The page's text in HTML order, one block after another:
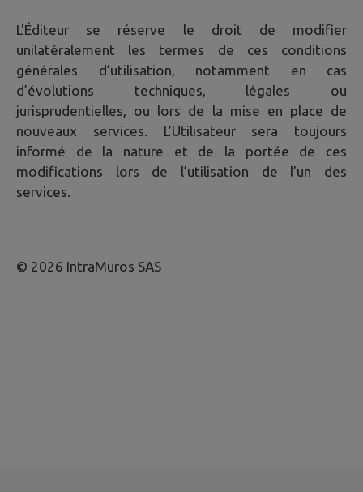
L'Éditeur se réserve le droit de modifier
unilatéralement les termes de ces conditions
générales d’utilisation, notamment en cas
d’évolutions techniques, légales ou
jurisprudentielles, ou lors de la mise en place de
nouveaux services. L’Utilisateur sera toujours
informé de la nature et de la portée de ces
modifications lors de l’utilisation de l’un des
services.
© 2026 IntraMuros SAS